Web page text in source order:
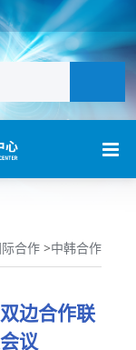
合作>中韩合作
边合作联
议